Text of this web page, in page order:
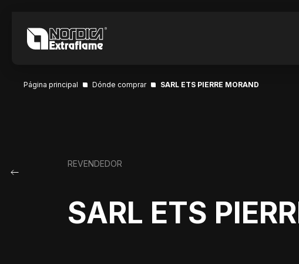
Página principal Dónde comprar SARL ETS PIERRE MORAND
REVENDEDOR
SARL ETS